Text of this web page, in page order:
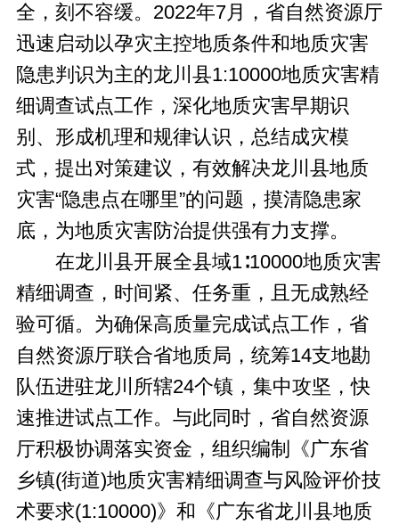
全，刻不容缓。2022年7月，省自然资源厅
迅速启动以孕灾主控地质条件和地质灾害
隐患判识为主的龙川县1:10000地质灾害精
细调查试点工作，深化地质灾害早期识
别、形成机理和规律认识，总结成灾模
式，提出对策建议，有效解决龙川县地质
灾害“隐患点在哪里”的问题，摸清隐患家
底，为地质灾害防治提供强有力支撑。
在龙川县开展全县域1∶10000地质灾害
精细调查，时间紧、任务重，且无成熟经
验可循。为确保高质量完成试点工作，省
自然资源厅联合省地质局，统筹14支地勘
队伍进驻龙川所辖24个镇，集中攻坚，快
速推进试点工作。与此同时，省自然资源
厅积极协调落实资金，组织编制《广东省
乡镇(街道)地质灾害精细调查与风险评价技
术要求(1:10000)》和《广东省龙川县地质